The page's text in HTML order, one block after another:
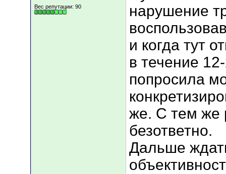
Вес репутации: 90
нарушение
и когда тут
в течение
попросила
же. С тем же
безответно.
Дальше